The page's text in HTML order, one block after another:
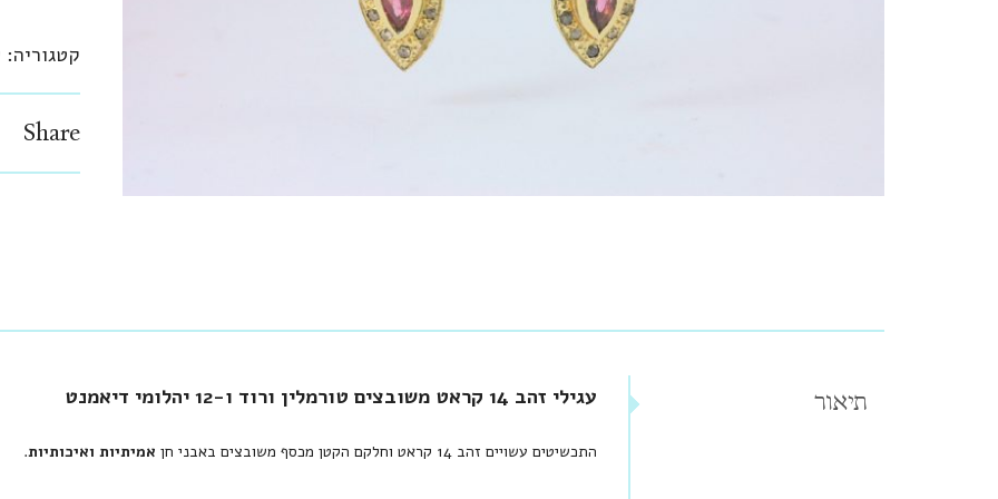
קטגוריה:
Share
תיאור עגילי זהב 14 קראט משובצים טורמלין ורוד ו-12 יהלומי דיאמנט
התכשיטים עשויים זהב 14 קראט וחלקם הקטן מכסף משובצים באבני חן אמיתיות ואיכותיות.